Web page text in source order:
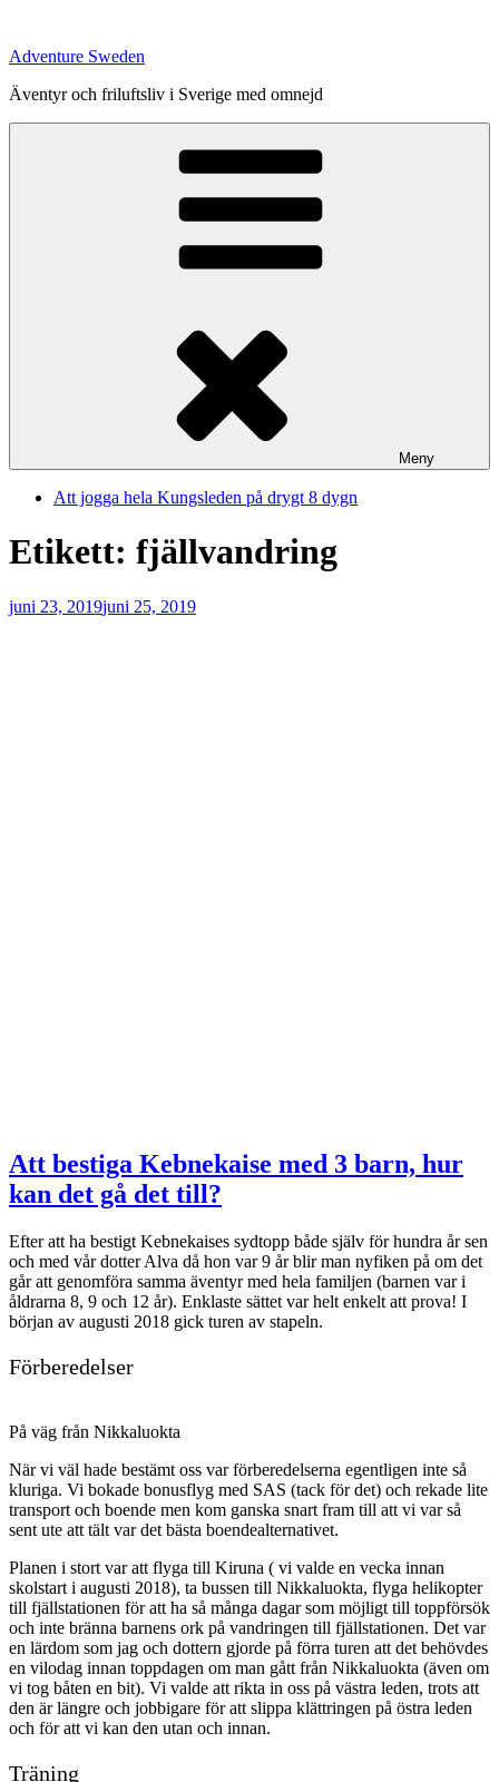
innehåll
Adventure Sweden
Äventyr och friluftsliv i Sverige med omnejd
Meny
Att jogga hela Kungsleden på drygt 8 dygn
Etikett: fjällvandring
Publicerat
juni 23, 2019juni 25, 2019
Att bestiga Kebnekaise med 3 barn, hur
kan det gå det till?
Efter att ha bestigt Kebnekaises sydtopp både själv för hundra år sen
och med vår dotter Alva då hon var 9 år blir man nyfiken på om det
går att genomföra samma äventyr med hela familjen (barnen var i
åldrarna 8, 9 och 12 år). Enklaste sättet var helt enkelt att prova! I
början av augusti 2018 gick turen av stapeln.
Förberedelser
På väg från Nikkaluokta
När vi väl hade bestämt oss var förberedelserna egentligen inte så
kluriga. Vi bokade bonusflyg med SAS (tack för det) och rekade lite
transport och boende men kom ganska snart fram till att vi var så
sent ute att tält var det bästa boendealternativet.
Planen i stort var att flyga till Kiruna ( vi valde en vecka innan
skolstart i augusti 2018), ta bussen till Nikkaluokta, flyga helikopter
till fjällstationen för att ha så många dagar som möjligt till toppförsök
och inte bränna barnens ork på vandringen till fjällstationen. Det var
en lärdom som jag och dottern gjorde på förra turen att det behövdes
en vilodag innan toppdagen om man gått från Nikkaluokta (även om
vi tog båten en bit). Vi valde att rikta in oss på västra leden, trots att
den är längre och jobbigare för att slippa klättringen på östra leden
och för att vi kan den utan och innan.
Träning